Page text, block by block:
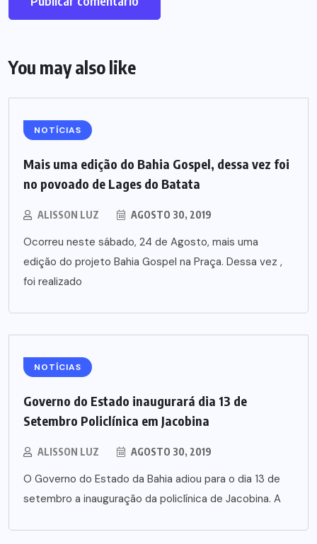
You may also like
NOTÍCIAS
Mais uma edição do Bahia Gospel, dessa vez foi
no povoado de Lages do Batata
ALISSON LUZ AGOSTO 30, 2019
Ocorreu neste sábado, 24 de Agosto, mais uma
edição do projeto Bahia Gospel na Praça. Dessa vez ,
foi realizado
NOTÍCIAS
Governo do Estado inaugurará dia 13 de
Setembro Policlínica em Jacobina
ALISSON LUZ AGOSTO 30, 2019
O Governo do Estado da Bahia adiou para o dia 13 de
setembro a inauguração da policlínica de Jacobina. A